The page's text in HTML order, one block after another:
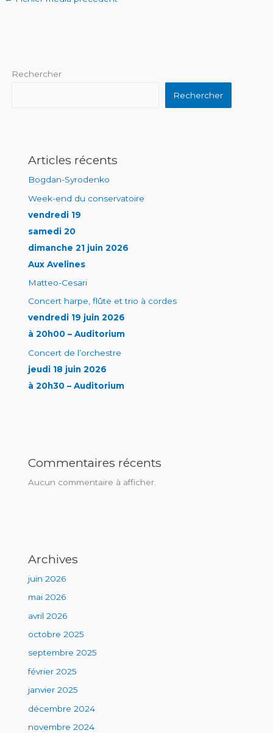
Rechercher
Rechercher
Articles récents
Bogdan-Syrodenko
Week-end du conservatoire
vendredi 19
samedi 20
dimanche 21 juin 2026
Aux Avelines
Matteo-Cesari
Concert harpe, flûte et trio à cordes
vendredi 19 juin 2026
à 20h00 – Auditorium
Concert de l’orchestre
jeudi 18 juin 2026
à 20h30 – Auditorium
Commentaires récents
Aucun commentaire à afficher.
Archives
juin 2026
mai 2026
avril 2026
octobre 2025
septembre 2025
février 2025
janvier 2025
décembre 2024
novembre 2024